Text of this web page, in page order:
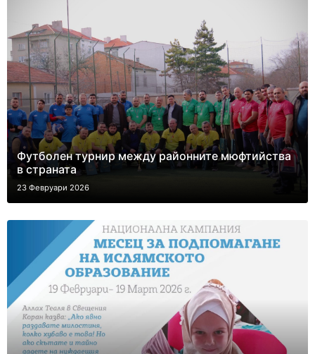
Футболен турнир между районните мюфтийства
в страната
23 Февруари 2026